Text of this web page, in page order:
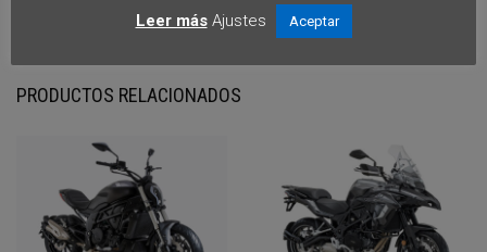
PRODUCTOS RELACIONADOS
Leer más Ajustes Aceptar